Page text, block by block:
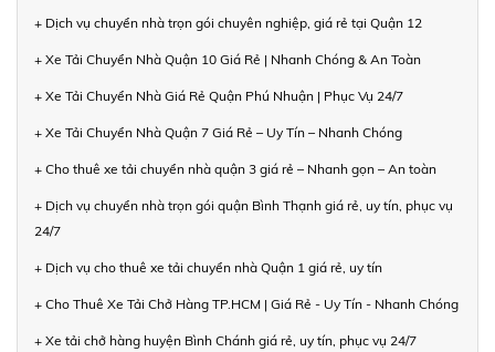
+ Dịch vụ chuyển nhà trọn gói chuyên nghiệp, giá rẻ tại Quận 12
+ Xe Tải Chuyển Nhà Quận 10 Giá Rẻ | Nhanh Chóng & An Toàn
+ Xe Tải Chuyển Nhà Giá Rẻ Quận Phú Nhuận | Phục Vụ 24/7
+ Xe Tải Chuyển Nhà Quận 7 Giá Rẻ – Uy Tín – Nhanh Chóng
+ Cho thuê xe tải chuyển nhà quận 3 giá rẻ – Nhanh gọn – An toàn
+ Dịch vụ chuyển nhà trọn gói quận Bình Thạnh giá rẻ, uy tín, phục vụ
24/7
+ Dịch vụ cho thuê xe tải chuyển nhà Quận 1 giá rẻ, uy tín
+ Cho Thuê Xe Tải Chở Hàng TP.HCM | Giá Rẻ - Uy Tín - Nhanh Chóng
+ Xe tải chở hàng huyện Bình Chánh giá rẻ, uy tín, phục vụ 24/7